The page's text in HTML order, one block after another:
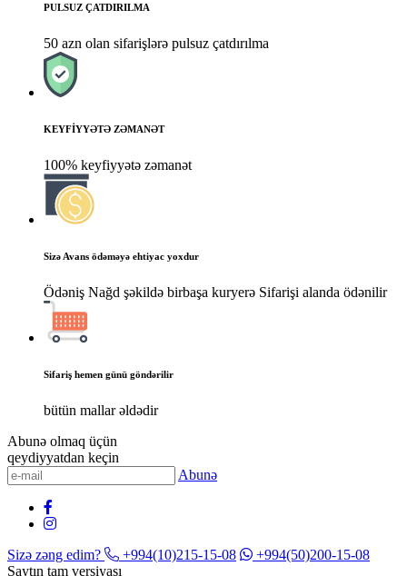
PULSUZ ÇATDIRILMA
50 azn olan sifarişlərə pulsuz çatdırılma
KEYFİYYƏTƏ ZƏMANƏT
100% keyfiyyətə zəmanət
Sizə Avans ödəməyə ehtiyac yoxdur
Ödəniş Nağd şəkildə birbaşa kuryerə Sifarişi alanda ödənilir
Sifariş hemen günü göndərilir
bütün mallar əldədir
Abunə olmaq üçün
qeydiyyatdan keçin
Abunə
Sizə zəng edim? +994(10)215-15-08
+994(50)200-15-08
Saytın tam versiyası